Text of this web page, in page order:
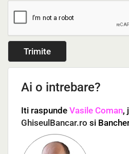
Ai o intrebare?
Iti raspunde Vasile Coman,
GhiseulBancar.ro si